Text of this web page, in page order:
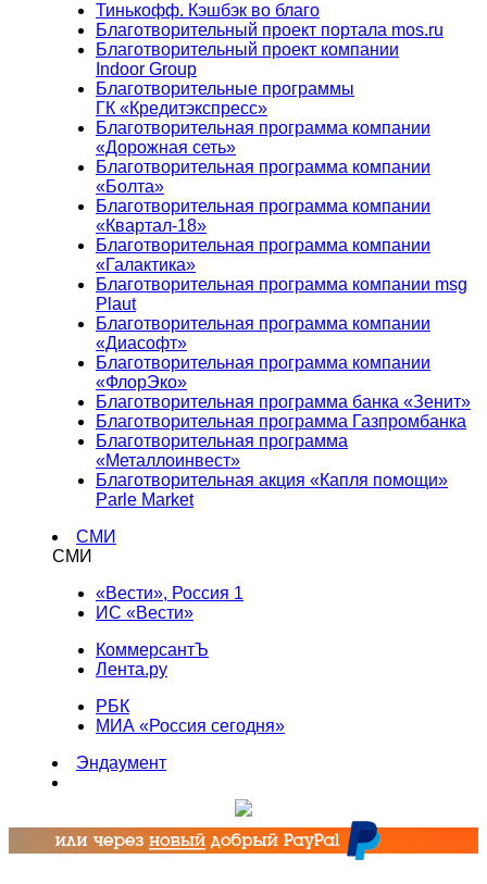
Тинькофф. Кэшбэк во благо
Благотворительный проект портала mos.ru
Благотворительный проект компании
Indoor Group
Благотворительные программы
ГК «Кредитэкспресс»
Благотворительная программа компании
«Дорожная сеть»
Благотворительная программа компании
«Болта»
Благотворительная программа компании
«Квартал-18»
Благотворительная программа компании
«Галактика»
Благотворительная программа компании msg
Plaut
Благотворительная программа компании
«Диасофт»
Благотворительная программа компании
«ФлорЭко»
Благотворительная программа банка «Зенит»
Благотворительная программа Газпромбанка
Благотворительная программа
«Металлоинвест»
Благотворительная акция «Капля помощи»
Parle Market
СМИ
СМИ
«Вести», Россия 1
ИС «Вести»
КоммерсантЪ
Лента.ру
РБК
МИА «Россия сегодня»
Эндаумент